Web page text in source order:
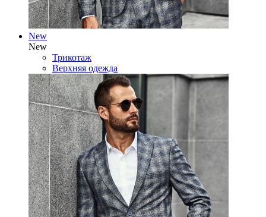
New
New
Трикотаж
Верхняя одежда